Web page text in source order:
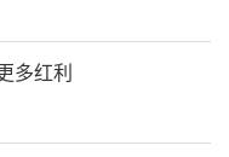
多红利